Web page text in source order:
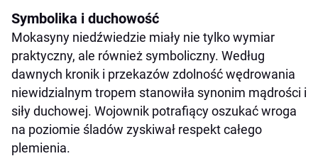
Symbolika i duchowość
Mokasyny niedźwiedzie miały nie tylko wymiar
praktyczny, ale również symboliczny. Według
dawnych kronik i przekazów zdolność wędrowania
niewidzialnym tropem stanowiła synonim mądrości i
siły duchowej. Wojownik potrafiący oszukać wroga
na poziomie śladów zyskiwał respekt całego
plemienia.